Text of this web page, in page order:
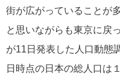
街が広がっていることが
と思いながらも東京に戻
が11日発表した人口動態
日時点の日本の総人口は